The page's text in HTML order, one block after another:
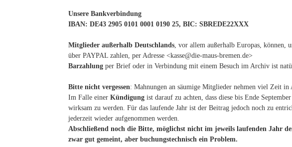
Unsere Bankverbindung
IBAN: DE43 2905 0101 0001 0190 25, BIC: SBREDE22XXX
Mitglieder außerhalb Deutschlands, vor allem außerhalb Europas, können,
über PAYPAL zahlen, per Adresse <kasse@die-maus-bremen.de>
Barzahlung per Brief oder in Verbindung mit einem Besuch im Archiv ist
Bitte nicht vergessen: Mahnungen an säumige Mitglieder nehmen viel Zeit in
Im Falle einer Kündigung ist darauf zu achten, dass diese bis Ende
wirksam zu werden. Für das laufende Jahr ist der Beitrag jedoch noch zu
jederzeit wieder aufgenommen werden.
Abschließend noch die Bitte, möglichst nicht im jeweils laufenden Jahr
zwar gut gemeint, aber buchungstechnisch ein Problem.